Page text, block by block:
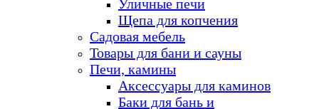
Уличные печи
Щепа для копчения
Садовая мебель
Товары для бани и сауны
Печи, камины
Аксессуары для каминов
Баки для бань и